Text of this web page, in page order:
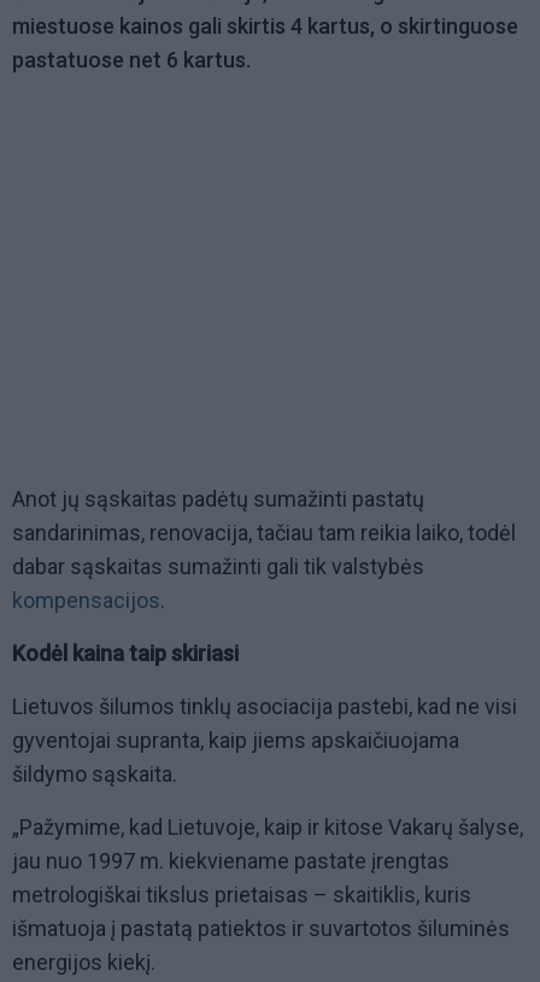
miestuose kainos gali skirtis 4 kartus, o skirtinguose
pastatuose net 6 kartus.
Anot jų sąskaitas padėtų sumažinti pastatų
sandarinimas, renovacija, tačiau tam reikia laiko, todėl
dabar sąskaitas sumažinti gali tik valstybės
kompensacijos.
Kodėl kaina taip skiriasi
Lietuvos šilumos tinklų asociacija pastebi, kad ne visi
gyventojai supranta, kaip jiems apskaičiuojama
šildymo sąskaita.
„Pažymime, kad Lietuvoje, kaip ir kitose Vakarų šalyse,
jau nuo 1997 m. kiekviename pastate įrengtas
metrologiškai tikslus prietaisas – skaitiklis, kuris
išmatuoja į pastatą patiektos ir suvartotos šiluminės
energijos kiekį.